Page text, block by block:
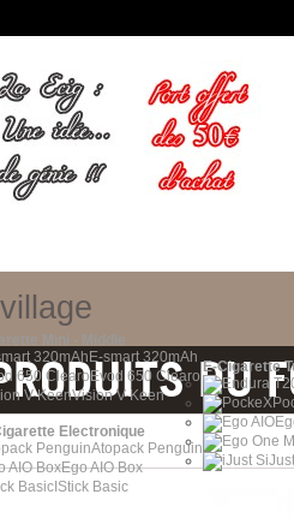
Mini - Middle
E-smart 320mAh
Evod 650 Clearo
Vision V-Keen
Electronique
Atopack Penguin
Ego AIO Box
IStick Basic
E-Cigarette
DU